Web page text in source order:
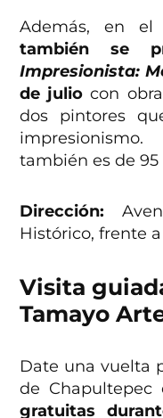
Además, en el
también se
Impresionista:
de julio con
dos pintores
también es de 95
Dirección:
Histórico, frente
Visita
Tamayo
Date una vuelta
de
gratuitas